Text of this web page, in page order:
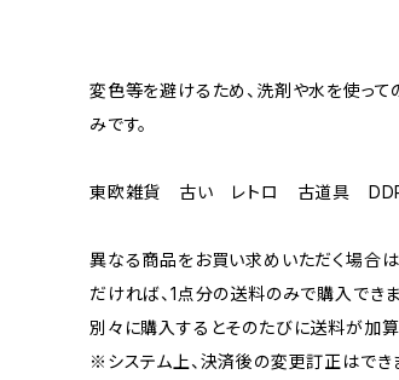
変色等を避けるため、洗剤や水を使って
みです。
東欧雑貨 古い レトロ 古道具
異なる商品をお買い求めいただく場合
だければ、1点分の送料のみで購入できま
別々に購入するとそのたびに送料が加算
※システム上、決済後の変更訂正はでき